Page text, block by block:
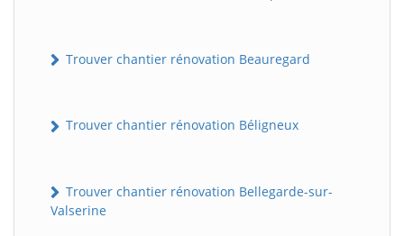
Trouver chantier rénovation Beauregard
Trouver chantier rénovation Béligneux
Trouver chantier rénovation Bellegarde-sur-
Valserine